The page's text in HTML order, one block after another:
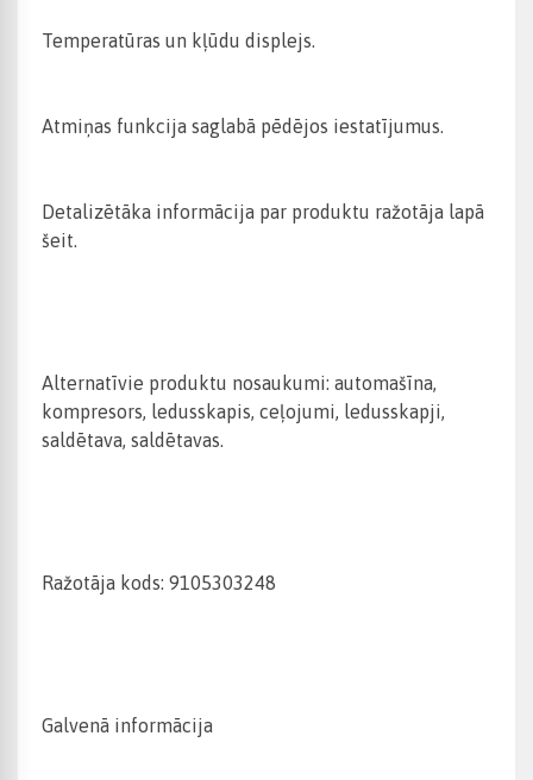
Temperatūras un kļūdu displejs.
Atmiņas funkcija saglabā pēdējos iestatījumus.
Detalizētāka informācija par produktu ražotāja lapā
šeit.
Alternatīvie produktu nosaukumi: automašīna,
kompresors, ledusskapis, ceļojumi, ledusskapji,
saldētava, saldētavas.
Ražotāja kods: 9105303248
Galvenā informācija